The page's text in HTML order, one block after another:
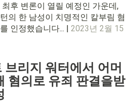
최후 변론이 열릴 예정인 가운데,
의 한 남성이 치명적인 칼부림 혐
인정했습니다... | 2023년 2월 15
브리지 워터에서 어머
혐의로 유죄 판결을받